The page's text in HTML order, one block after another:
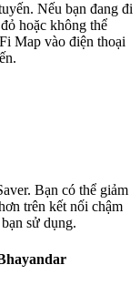
Nếu bạn đang đi
hoặc không thể
Map vào điện thoại
Bạn có thể giảm
trên kết nối chậm
sử dụng.